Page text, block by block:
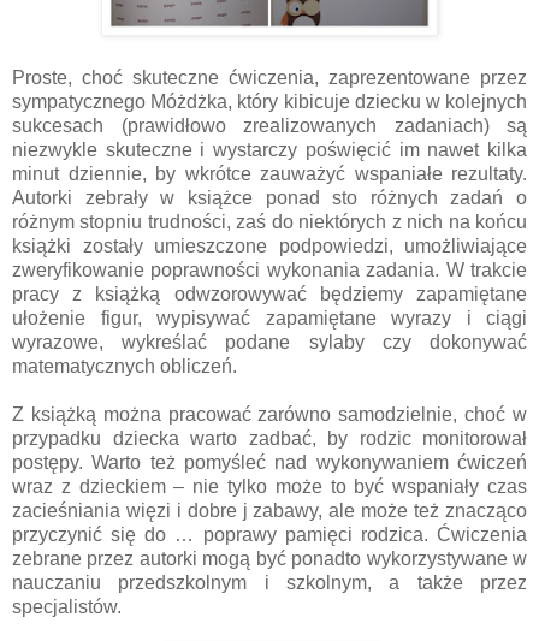
Proste, choć skuteczne ćwiczenia, zaprezentowane przez
sympatycznego Móżdżka, który kibicuje dziecku w kolejnych
sukcesach (prawidłowo zrealizowanych zadaniach) są
niezwykle skuteczne i wystarczy poświęcić im nawet kilka
minut dziennie, by wkrótce zauważyć wspaniałe rezultaty.
Autorki zebrały w książce ponad sto różnych zadań o
różnym stopniu trudności, zaś do niektórych z nich na końcu
książki zostały umieszczone podpowiedzi, umożliwiające
zweryfikowanie poprawności wykonania zadania. W trakcie
pracy z książką odwzorowywać będziemy zapamiętane
ułożenie figur, wypisywać zapamiętane wyrazy i ciągi
wyrazowe, wykreślać podane sylaby czy dokonywać
matematycznych obliczeń.
Z książką można pracować zarówno samodzielnie, choć w
przypadku dziecka warto zadbać, by rodzic monitorował
postępy. Warto też pomyśleć nad wykonywaniem ćwiczeń
wraz z dzieckiem – nie tylko może to być wspaniały czas
zacieśniania więzi i dobre j zabawy, ale może też znacząco
przyczynić się do … poprawy pamięci rodzica. Ćwiczenia
zebrane przez autorki mogą być ponadto wykorzystywane w
nauczaniu przedszkolnym i szkolnym, a także przez
specjalistów.